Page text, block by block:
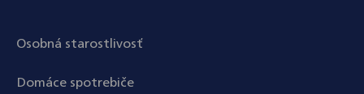
Osobná starostlivosť
Domáce spotrebiče